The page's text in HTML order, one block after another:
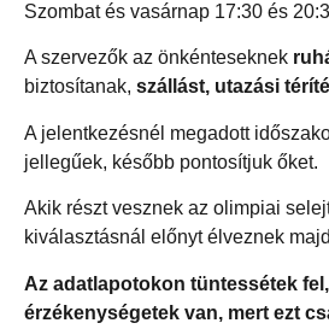
Szombat és vasárnap 17:30 és
A szervezők az önkénteseknek
biztosítanak, szállást, utazási
A jelentkezésnél megadott
jellegűek, később pontosítjuk őket.
Akik részt vesznek az olimpiai
kiválasztásnál előnyt élveznek
Az adatlapotokon tüntessétek
érzékenységetek van, mert ezt